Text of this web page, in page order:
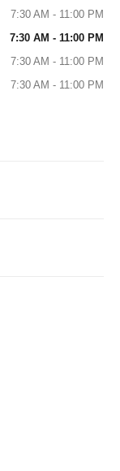
7:30 AM - 11:00 PM
7:30 AM - 11:00 PM
7:30 AM - 11:00 PM
7:30 AM - 11:00 PM